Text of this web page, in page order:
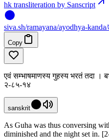
hk transliteration by Sanscript
siva.sh/ramayana/ayodhya-
Copy
एवं सम्भाषमाणस्य गुहस्य भरतं तदा ।
२-८५-१४
sanskrit
As Guha was thus conversing
diminished and the night set in.